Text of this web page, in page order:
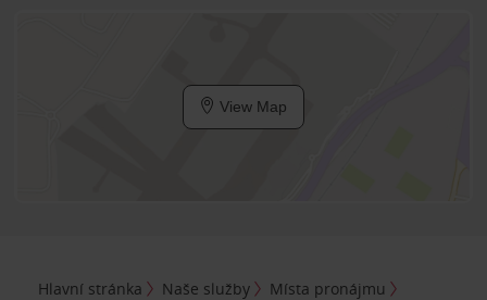
View Map
Hlavní stránka Naše služby
Místa pronájmu